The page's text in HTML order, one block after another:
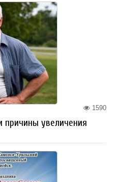
1590
причины увеличения